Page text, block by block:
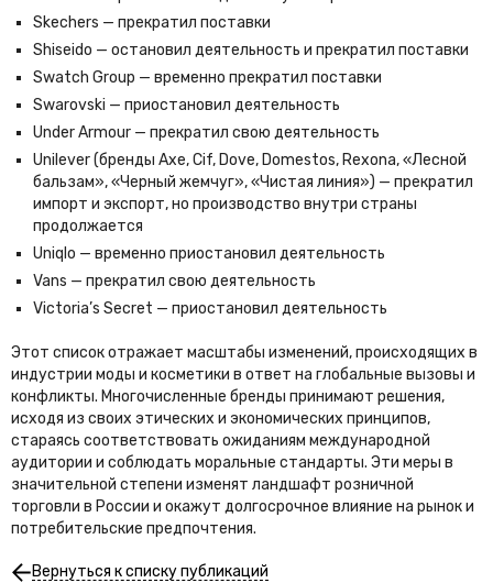
Skechers — прекратил поставки
Shiseido — остановил деятельность и прекратил поставки
Swatch Group — временно прекратил поставки
Swarovski — приостановил деятельность
Under Armour — прекратил свою деятельность
Unilever (бренды Axe, Cif, Dove, Domestos, Rexona, «Лесной
бальзам», «Черный жемчуг», «Чистая линия») — прекратил
импорт и экспорт, но производство внутри страны
продолжается
Uniqlo — временно приостановил деятельность
Vans — прекратил свою деятельность
Victoria’s Secret — приостановил деятельность
Этот список отражает масштабы изменений, происходящих в
индустрии моды и косметики в ответ на глобальные вызовы и
конфликты. Многочисленные бренды принимают решения,
исходя из своих этических и экономических принципов,
стараясь соответствовать ожиданиям международной
аудитории и соблюдать моральные стандарты. Эти меры в
значительной степени изменят ландшафт розничной
торговли в России и окажут долгосрочное влияние на рынок и
потребительские предпочтения.
Вернуться к списку публикаций